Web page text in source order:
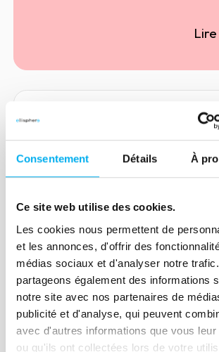
Consentement Détails À
Ce site web utilise des cookies.
Les cookies nous permettent de
et les annonces, d'offrir des
médias sociaux et d'analyser notre
partageons également des informations
notre site avec nos partenaires de
publicité et d'analyse, qui peuvent
avec d'autres informations que vous
ou qu'ils ont collectées lors de votre
marquée en 2024. Quels sont
comment les entreprises
surmonter ces défis ? Voici un
d’horizon des tendances clés.
L'automatisation : une
nécessité pour les
L’automatisation devient
les credit managers, confrontés
complexité croissante des
analyser. Si les nouvelles
comme l'IA facilitent la gestion
données et des processus,